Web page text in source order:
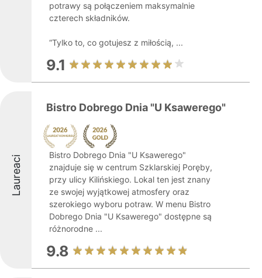
potrawy są połączeniem maksymalnie
czterech składników.
“Tylko to, co gotujesz z miłością, ...
9.1
Laureaci
Bistro Dobrego Dnia "U Ksawerego"
Bistro Dobrego Dnia "U Ksawerego"
znajduje się w centrum Szklarskiej Poręby,
przy ulicy Kilińskiego. Lokal ten jest znany
ze swojej wyjątkowej atmosfery oraz
szerokiego wyboru potraw. W menu Bistro
Dobrego Dnia "U Ksawerego" dostępne są
różnorodne ...
9.8